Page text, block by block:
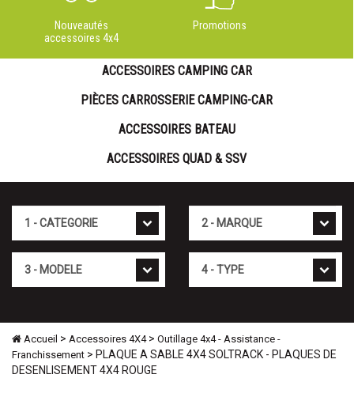
Nouveautés
accessoires 4x4
Promotions
ACCESSOIRES CAMPING CAR
PIÈCES CARROSSERIE CAMPING-CAR
ACCESSOIRES BATEAU
ACCESSOIRES QUAD & SSV
Accueil > Accessoires 4X4> Outillage 4x4 - Assistance -
Franchissement > PLAQUE A SABLE 4X4 SOLTRACK - PLAQUES DE
DESENLISEMENT 4X4 ROUGE